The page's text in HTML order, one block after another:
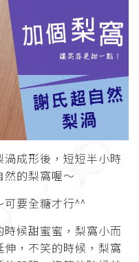
成形後，短短半小時
然的梨窩喔～
要全糖才行^^
候甜蜜蜜，梨窩小而
，不笑的時候，梨窩